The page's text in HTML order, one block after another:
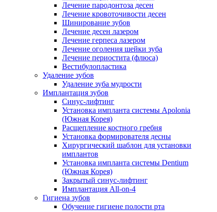
Лечение пародонтоза десен
Лечение кровоточивости десен
Шинирование зубов
Лечение десен лазером
Лечение герпеса лазером
Лечение оголения шейки зуба
Лечение периостита (флюса)
Вестибулопластика
Удаление зубов
Удаление зуба мудрости
Имплантация зубов
Синус-лифтинг
Установка импланта системы Apolonia
(Южная Корея)
Расщепление костного гребня
Установка формирователя десны
Хирургический шаблон для установки
имплантов
Установка импланта системы Dentium
(Южная Корея)
Закрытый синус-лифтинг
Имплантация All-on-4
Гигиена зубов
Обучение гигиене полости рта